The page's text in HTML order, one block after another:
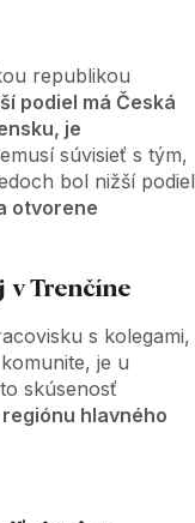
republikou
podiel má Česká
je
súvisieť s tým,
bol nižší podiel
otvorene
v Trenčíne
s kolegami,
je u
skúsenosť
hlavného